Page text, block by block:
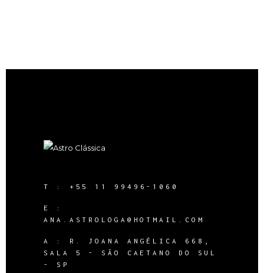
T : +55 11 99496-1060
E :
ANA.ASTROLOGA@HOTMAIL.COM
A :
R. JOANA ANGÉLICA 668,
SALA 5 - SÃO CAETANO DO SUL
- SP